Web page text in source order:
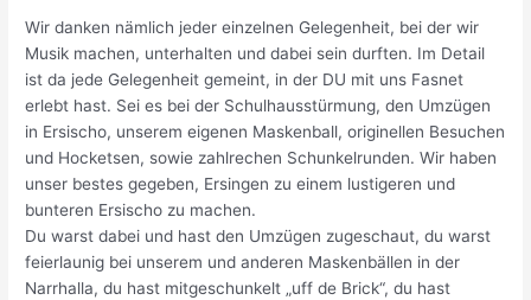
Wir danken nämlich jeder einzelnen Gelegenheit, bei der wir
Musik machen, unterhalten und dabei sein durften. Im Detail
ist da jede Gelegenheit gemeint, in der DU mit uns Fasnet
erlebt hast. Sei es bei der Schulhausstürmung, den Umzügen
in Ersischo, unserem eigenen Maskenball, originellen Besuchen
und Hocketsen, sowie zahlrechen Schunkelrunden. Wir haben
unser bestes gegeben, Ersingen zu einem lustigeren und
bunteren Ersischo zu machen.
Du warst dabei und hast den Umzügen zugeschaut, du warst
feierlaunig bei unserem und anderen Maskenbällen in der
Narrhalla, du hast mitgeschunkelt „uff de Brick“, du hast